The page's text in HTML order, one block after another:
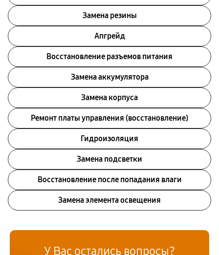
Замена резины
Апгрейд
Восстановление разъемов питания
Замена аккумулятора
Замена корпуса
Ремонт платы управления (восстановление)
Гидроизоляция
Замена подсветки
Восстановление после попадания влаги
Замена элемента освещения
У Вас остались вопросы?